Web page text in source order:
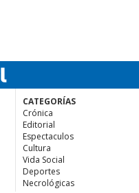
CATEGORÍAS
Crónica
Editorial
Espectaculos
Cultura
Vida Social
Deportes
Necrológicas